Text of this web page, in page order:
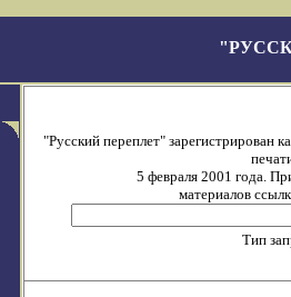
"Русский переплет" зарегистрирован
5 февраля 2001 года.
материалов
Тип